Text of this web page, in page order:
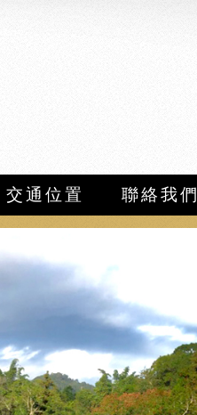
交通位置 聯絡我們